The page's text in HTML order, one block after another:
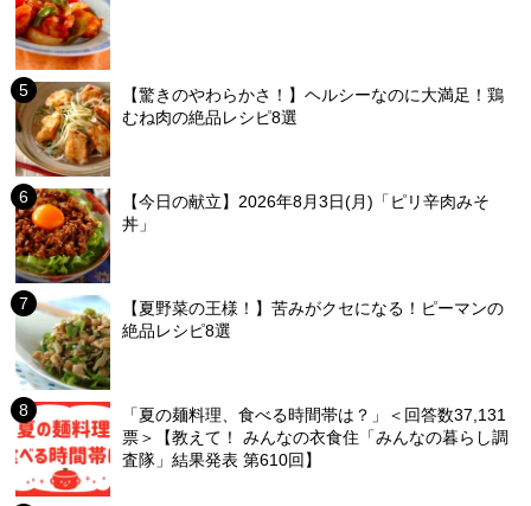
【驚きのやわらかさ！】ヘルシーなのに大満足！鶏
むね肉の絶品レシピ8選
【今日の献立】2026年8月3日(月)「ピリ辛肉みそ
丼」
【夏野菜の王様！】苦みがクセになる！ピーマンの
絶品レシピ8選
「夏の麺料理、食べる時間帯は？」＜回答数37,131
票＞【教えて！ みんなの衣食住「みんなの暮らし調
査隊」結果発表 第610回】